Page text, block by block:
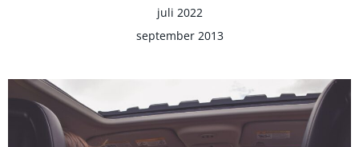
juli 2022
september 2013